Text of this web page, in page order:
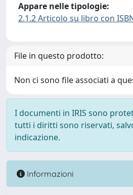
Appare nelle tipologie:
2.1.2 Articolo su libro con
File in questo prodotto:
Non ci sono file associati a
I documenti in IRIS sono
tutti i diritti sono riservati,
indicazione.
Informazioni